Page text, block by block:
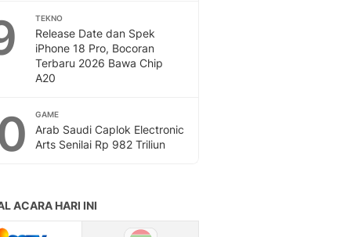
TEKNO
Release Date dan Spek
iPhone 18 Pro, Bocoran
Terbaru 2026 Bawa Chip
A20
GAME
Arab Saudi Caplok Electronic
Arts Senilai Rp 982 Triliun